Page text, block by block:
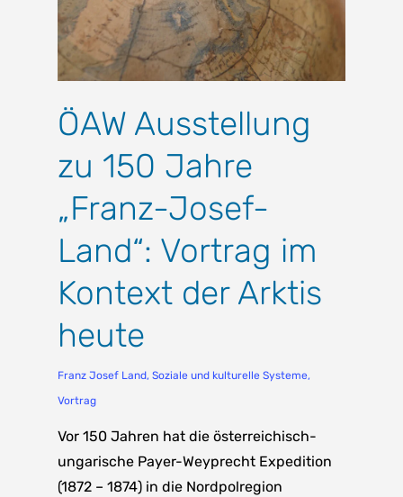
ÖAW Ausstellung
zu 150 Jahre
„Franz-Josef-
Land“: Vortrag im
Kontext der Arktis
heute
Franz Josef Land, Soziale und kulturelle Systeme,
Vortrag
Vor 150 Jahren hat die österreichisch-
ungarische Payer-Weyprecht Expedition
(1872 – 1874) in die Nordpolregion